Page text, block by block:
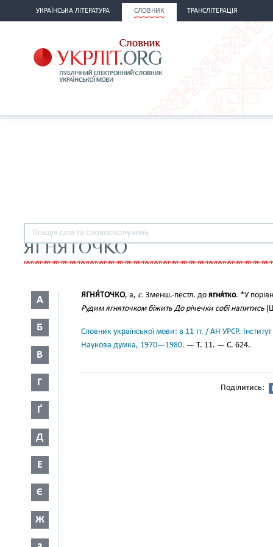
УКРАЇНСЬКА ЛІТЕРАТУРА СЛОВНИК ТРАНСЛІТЕРАЦІЯ
ЯГНЯТОЧКО
А
Б
В
Г
Ґ
Д
Е
Є
Ж
ЯГНЯ́ТОЧКО, а, с. Зменш.-пестл. до ягня́тко. *У
Рудим ягняточком біжить До річечки собі напитись
Словник української мови: в 11 тт. / АН УРСР.
Наукова думка, 1970—1980. — Т. 11. — С. 624.
Поділитись: